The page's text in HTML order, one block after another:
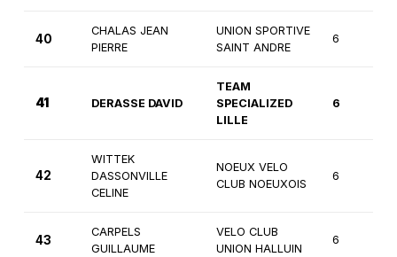
40
CHALAS JEAN
PIERRE
UNION SPORTIVE
SAINT ANDRE
6
41 DERASSE DAVID
TEAM
SPECIALIZED
LILLE
6
42
WITTEK
DASSONVILLE
CELINE
NOEUX VELO
CLUB NOEUXOIS
6
43
CARPELS
GUILLAUME
VELO CLUB
UNION HALLUIN
6